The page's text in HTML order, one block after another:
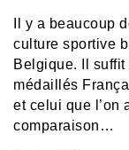
Il y a beaucoup
culture sportive
Belgique. Il suffit
médaillés
et celui que l’on
comparaison…